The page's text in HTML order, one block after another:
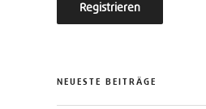
NEUESTE BEITRÄGE